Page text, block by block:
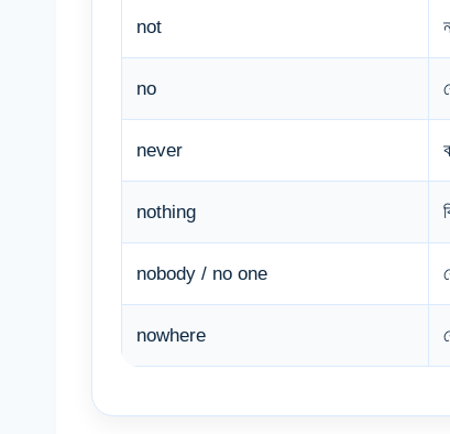
not
no
never
nothing
nobody / no one
nowhere